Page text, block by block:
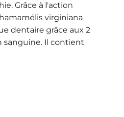
Grâce à l'action
virginiana
dentaire grâce aux 2
sanguine. Il contient